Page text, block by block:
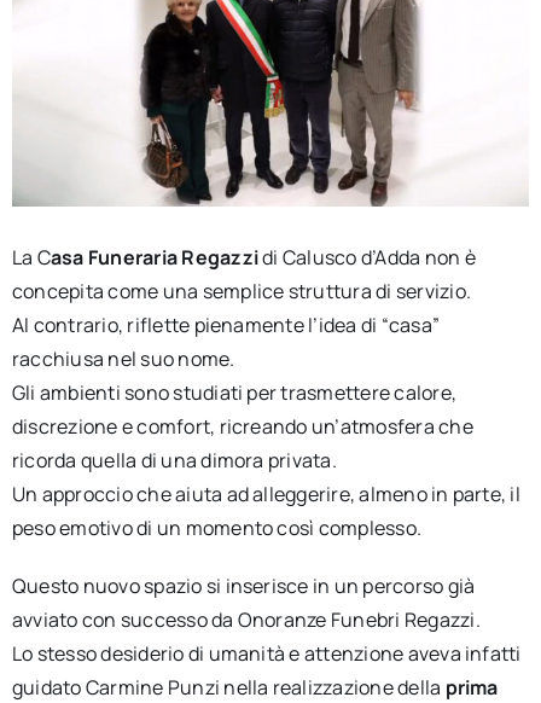
La Casa Funeraria Regazzidi Calusco d’Adda non è
concepita come una semplice struttura di servizio.
Al contrario, riflette pienamente l’idea di “casa”
racchiusa nel suo nome.
Gli ambienti sono studiati per trasmettere calore,
discrezione e comfort, ricreando un’atmosfera che
ricorda quella di una dimora privata.
Un approccio che aiuta ad alleggerire, almeno in parte, il
peso emotivo di un momento così complesso.
Questo nuovo spazio si inserisce in un percorso già
avviato con successo da Onoranze Funebri Regazzi.
Lo stesso desiderio di umanità e attenzione aveva infatti
guidato Carmine Punzi nella realizzazione della prima